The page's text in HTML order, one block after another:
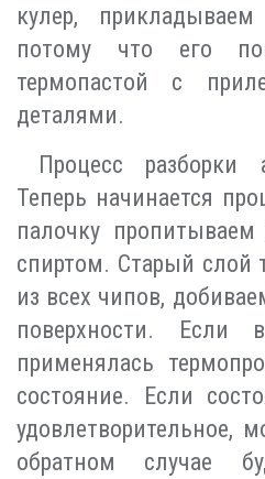
кулер,
потому что его
термопастой с
деталями.
Процесс разборки
Теперь начинается
палочку
спиртом. Старый слой
из всех чипов,
поверхности. Если
применялась
состояние. Если
удовлетворительное,
обратном случае